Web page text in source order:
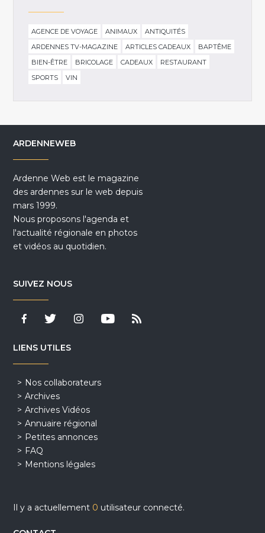
AGENCE DE VOYAGE ANIMAUX
ANTIQUITÉS
ARDENNES TV-MAGAZINE
ARTICLES CADEAUX
BAPTÊME
BIEN-ÊTRE
BRICOLAGE CADEAUX
RESTAURANT
SPORTS
VIN
ARDENNEWEB
Ardenne Web est le magazine
des ardennes sur le web depuis
mars 1999.
Nous proposons l'agenda et
l'actualité régionale en photos
et vidéos au quotidien.
SUIVEZ NOUS
LIENS UTILES
Nos collaborateurs
Archives
Archives Vidéos
Annuaire régional
Petites annonces
FAQ
Mentions légales
Il y a actuellement 0 utilisateur connecté.